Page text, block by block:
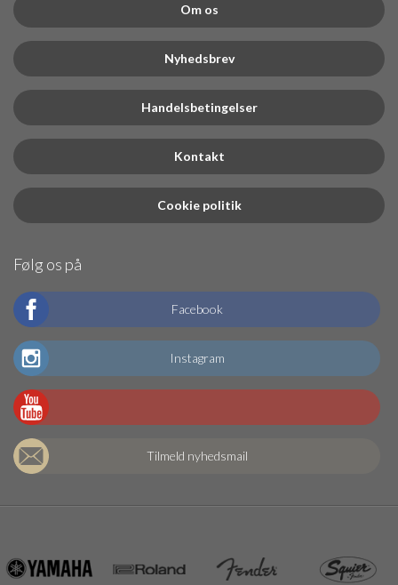
Om os
Nyhedsbrev
Handelsbetingelser
Kontakt
Cookie politik
Følg os på
Facebook
Instagram
Tilmeld nyhedsmail